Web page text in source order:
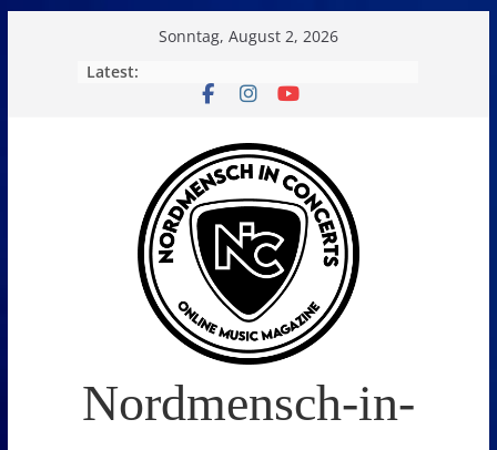
Sonntag, August 2, 2026
Latest:
Nordmensch-in-